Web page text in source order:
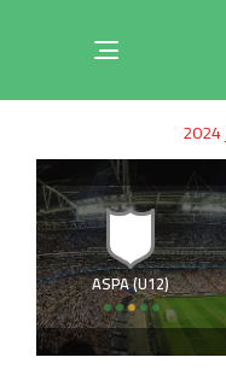
Toggle
IN:on:
ASPA (U12)